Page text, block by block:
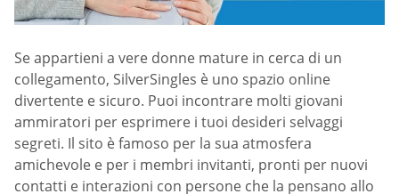
Se appartieni a vere donne mature in cerca di un
collegamento, SilverSingles è uno spazio online
divertente e sicuro. Puoi incontrare molti giovani
ammiratori per esprimere i tuoi desideri selvaggi
segreti. Il sito è famoso per la sua atmosfera
amichevole e per i membri invitanti, pronti per nuovi
contatti e interazioni con persone che la pensano allo